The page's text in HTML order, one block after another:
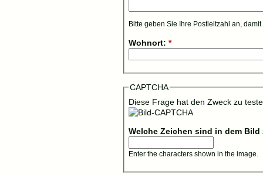
Bitte geben Sie Ihre Postleitzahl an,
Wohnort: *
CAPTCHA
Diese Frage hat den Zweck zu
Welche Zeichen sind in dem
Enter the characters shown in the image.